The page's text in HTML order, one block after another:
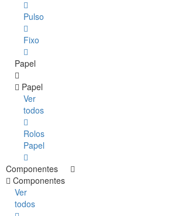
Pulso
Fixo
Papel
Papel
Ver
todos
Rolos
Papel
Componentes
Componentes
Ver
todos